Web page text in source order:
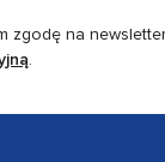
zgodę na
.